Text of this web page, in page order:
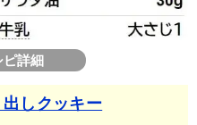
ピ詳細
しクッキー